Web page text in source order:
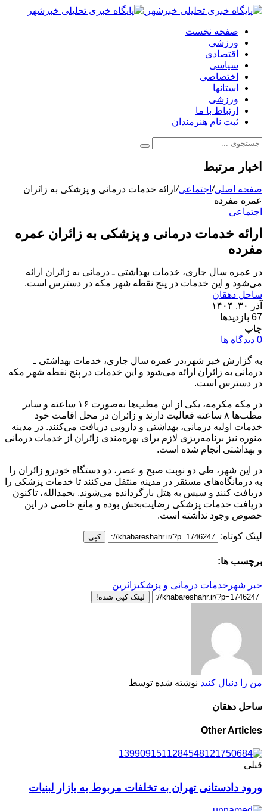
صفحه نخست
ورزشی
اقتصادی
سیاسی
اختصاصی
استانها
ورزشی
ارتباط با ما
ثبت نام هنرمندان
اخبار مرتبط
صفحه اصلی/اجتماعی/ارائه خدمات درمانی و پزشکی به زائران
عمره مفرده
اجتماعی
ارائه خدمات درمانی و پزشکی به زائران عمره
مفرده
در عمره سال جاری، خدمات بهداشتی ـ درمانی به زائران ارائه
می‌شود و این خدمات در پنج نقطه شهر مکه در دسترس است.
ساحل دهقان
آذر ۳۰, ۱۴۰۴
67 بازدیدها
چاپ
0 دیدگاه ها
به گزارش خبر شهر،در عمره سال جاری، خدمات بهداشتی ـ
درمانی به زائران ارائه می‌شود و این خدمات در پنج نقطه شهر مکه
در دسترس است.
در مکه مکرمه، یکی از این مطب‌ها به‌صورت ۱۶ ساعته و سایر
مطب‌ها ۸ ساعته فعالیت دارند و زائران در محل اقامت خود
خدمات اولیه درمانی، بهداشتی و دارویی دریافت می‌کنند. در مدینه
منوره نیز برنامه‌ریزی لازم برای بهره‌مندی زائران از خدمات درمانی
و بهداشتی انجام شده است.
در این شهر، طی دو نوبت صبح و عصر، دو دستگاه خودرو زائران را
به درمانگاه‌های مستقر در مدینه منتقل می‌کنند تا خدمات پزشکی را
دریافت کنند و سپس به هتل بازگردانده می‌شوند. بحمدالله، تاکنون
دریافت خدمات پزشکی رضایت‌بخش بوده و مانع خاصی در این
خصوص وجود نداشته است.
لینک کوتاه: کپی
برچسب ها:
خبر شهر خدمات درمانی و پزشکیزائرین
لینک کپی شده!
من را دنبال کنید نوشته شده توسط
ساحل دهقان
Other Articles
قبلی
ورود دادستانی تهران به تخلفات مربوط به بازار لبنیات